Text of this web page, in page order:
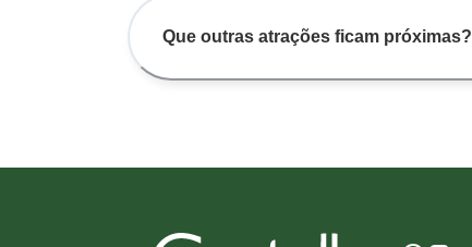
Que outras atrações ficam próximas?